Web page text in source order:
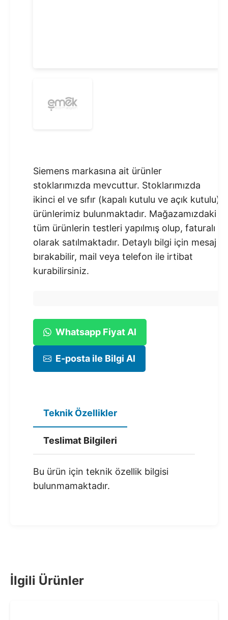
Siemens markasına ait ürünler
stoklarımızda mevcuttur. Stoklarımızda
ikinci el ve sıfır (kapalı kutulu ve açık kutulu)
ürünlerimiz bulunmaktadır.​ Mağazamızdaki
tüm ürünlerin testleri yapılmış olup, faturalı
olarak satılmaktadır. Detaylı bilgi için mesaj
bırakabilir, mail veya telefon ile irtibat
kurabilirsiniz.
Whatsapp Fiyat Al
E-posta ile Bilgi Al
Teknik Özellikler
Teslimat Bilgileri
Bu ürün için teknik özellik bilgisi
bulunmamaktadır.
İlgili Ürünler